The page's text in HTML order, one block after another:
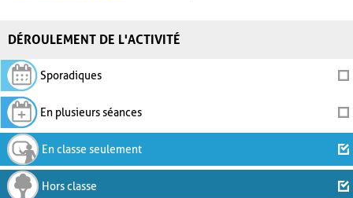
DÉROULEMENT DE L'ACTIVITÉ
Sporadiques
En plusieurs séances
En classe seulement
Hors classe